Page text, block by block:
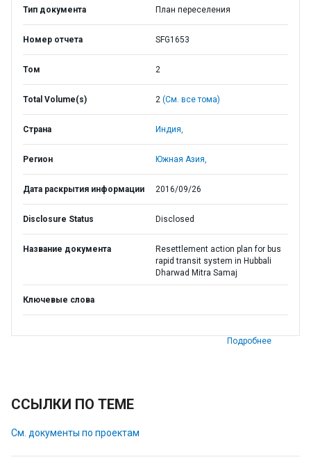
Тип документа План переселения
Номер отчета SFG1653
Том 2
Total Volume(s) 2 (См. все тома)
Страна Индия,
Регион Южная Азия,
Дата раскрытия информации 2016/09/26
Disclosure Status Disclosed
Название документа
Resettlement action plan for bus
rapid transit system in Hubbali
Dharwad Mitra Samaj
Ключевые слова
Подробнее
ССЫЛКИ ПО ТЕМЕ
См. документы по проектам